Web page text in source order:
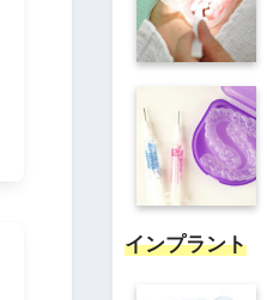
インプラント